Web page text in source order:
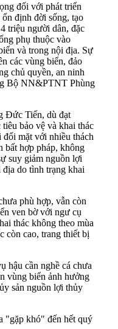
đối với phát triển
định đời sống, tạo
triệu người dân, đặc
phụ thuộc vào
và trong nội địa. Sự
các vùng biển, đảo
chủ quyền, an ninh
Bộ NN&PTNT Phùng
Đức Tiến, dù đạt
bảo vệ và khai thác
mặt với nhiều thách
bất hợp pháp, không
suy giảm nguồn lợi
do tình trạng khai
phù hợp, vẫn còn
ven bờ với ngư cụ
thác không theo mùa
còn cao, trang thiết bị
hậu cần nghề cá chưa
vùng biển ảnh hưởng
sản nguồn lợi thủy
"gặp khó" đến hết quý